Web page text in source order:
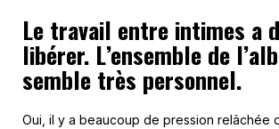
Le travail entre intimes a
libérer. L’ensemble de
semble très personnel.
Oui, il y a beaucoup de pression relâchée